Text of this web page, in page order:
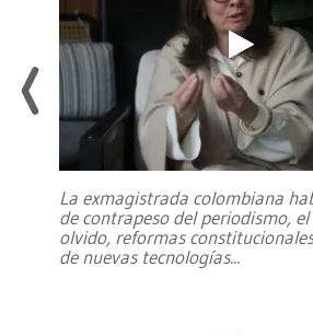
La exmagistrada colombiana
de contrapeso del periodismo,
olvido, reformas
de nuevas tecnologías...